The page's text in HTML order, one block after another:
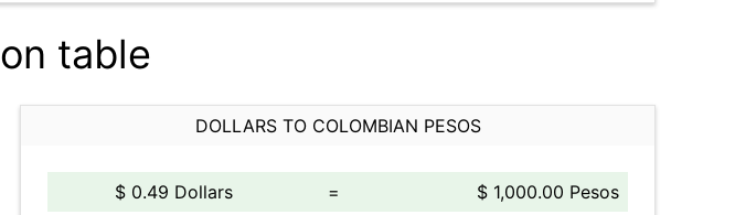
table
DOLLARS TO COLOMBIAN PESOS
$ 0.49 Dollars =
$ 1,000.00 Pesos